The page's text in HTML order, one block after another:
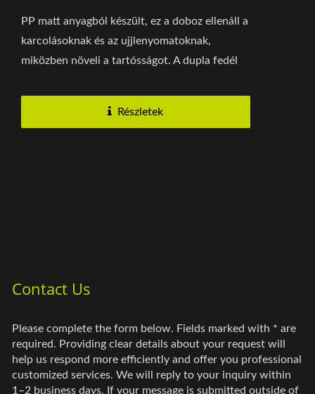
PP matt anyagból készült, ez a doboz ellenáll a
karcolásoknak és az ujjlenyomatoknak,
miközben növeli a tartósságot. A dupla fedél
Részletek